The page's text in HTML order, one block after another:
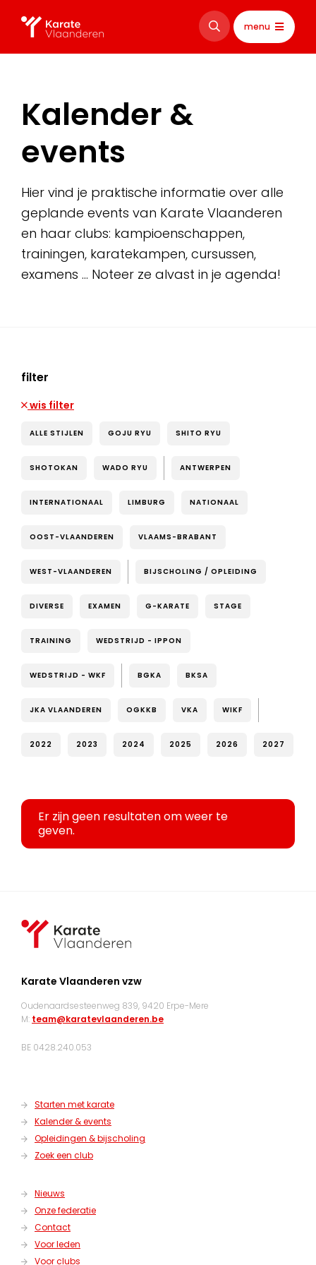
menu
Kalender &
events
Hier vind je praktische informatie over alle
geplande events van Karate Vlaanderen
en haar clubs: kampioenschappen,
trainingen, karatekampen, cursussen,
examens … Noteer ze alvast in je agenda!
filter
wis filter
ALLE STIJLEN GOJU RYU SHITO RYU
SHOTOKAN WADO RYU ANTWERPEN
INTERNATIONAAL LIMBURG NATIONAAL
OOST-VLAANDEREN VLAAMS-BRABANT
WEST-VLAANDEREN BIJSCHOLING / OPLEIDING
DIVERSE EXAMEN G-KARATE STAGE
TRAINING WEDSTRIJD - IPPON
WEDSTRIJD - WKF BGKA BKSA
JKA VLAANDEREN OGKKB VKA WIKF
2022 2023 2024 2025 2026 2027
Er zijn geen resultaten om weer te
geven.
Karate Vlaanderen vzw
Oudenaardsesteenweg 839, 9420 Erpe-Mere
M: team@karatevlaanderen.be
BE 0428.240.053
Starten met karate
Kalender & events
Opleidingen & bijscholing
Zoek een club
Nieuws
Onze federatie
Contact
Voor leden
Voor clubs